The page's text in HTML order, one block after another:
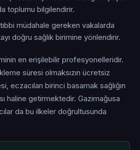
toplumu bilgilendirir.
müdahale gereken vakalarda
doğru sağlık birimine yönlendirir.
en erişilebilir profesyonelleridir.
süresi olmaksızın ücretsiz
eczacıları birinci basamak sağlığın
haline getirmektedir. Gazimağusa
da bu ilkeler doğrultusunda